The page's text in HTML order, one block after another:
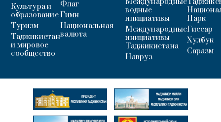
Культура и
образование
Туризм
Таджикистан
и мировое
сообщество
Флаг
Гимн
Национальная
валюта
водные
инициативы
Международные
инициативы
Таджикистана
Навруз
Парк
Гиссар
Хулбук
Саразм